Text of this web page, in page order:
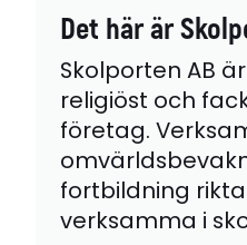
Det här är
Skolporten AB
religiöst och
företag.
fortbildning
verksamma i